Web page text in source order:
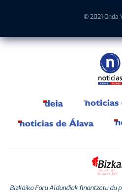
© 2021 Onda
Bizkaiko Foru Aldundiak finantzatu du